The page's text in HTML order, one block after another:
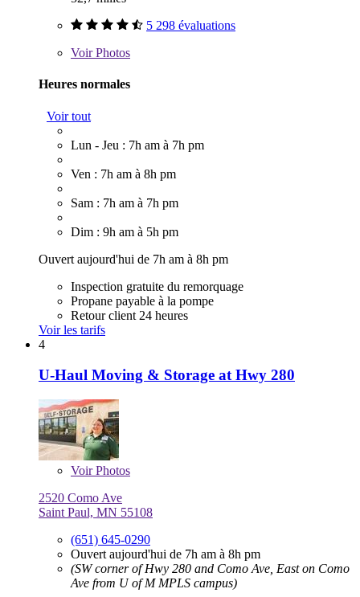
5 298 évaluations
VoirPhotos
Heures normales
Voir tout
Lun - Jeu : 7h am à 7h pm
Ven : 7h am à 8h pm
Sam : 7h am à 7h pm
Dim : 9h am à 5h pm
Ouvert aujourd'hui de 7h am à 8h pm
Inspection gratuite du remorquage
Propane payable à la pompe
Retour client 24 heures
Voir les tarifs
4
U-Haul Moving & Storage at Hwy 280
VoirPhotos
2520 Como Ave
Saint Paul, MN 55108
(651) 645-0290
Ouvert aujourd'hui de 7h am à 8h pm
(SW corner of Hwy 280 and Como Ave, East on Como
Ave from U of M MPLS campus)